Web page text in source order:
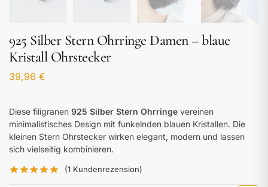
925 Silber Stern Ohrringe Damen – blaue
Kristall Ohrstecker
39,96 €
Diese filigranen 925 Silber Stern Ohrringe vereinen
minimalistisches Design mit funkelnden blauen Kristallen. Die
kleinen Stern Ohrstecker wirken elegant, modern und lassen
sich vielseitig kombinieren.
(1 Kundenrezension)